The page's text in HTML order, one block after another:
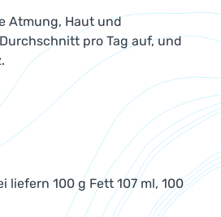
Atmung, Haut und
pro Tag auf, und
100 g Fett 107 ml, 100